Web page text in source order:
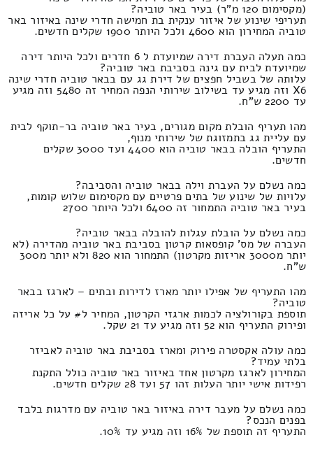
(מקסימום 120 מ"ר) בעיר באר טוביה?
תעריפי שינוע של איזור ענקית בת חמישה חדרי שינה באיזור באר
טוביה המחירון הוא 4600 ולכל היותר 1900 שקלים חדשים.
כמה תעלה העברת דירה שמיועדת ל 6 חדרים ולכל היותר דירה
שמיועדת לבית עם גינה בסביבת באר טוביה?
עלותה של בשביל חפצים של דירת גג עם בבאר טוביה חדרי שינה
X6 וזה מגיע עד בשילוב שירותי הנפה המחיר זה 5480 וזה מגיע
עד 2200 ש"ח.
מהו תעריף הובלת מקום מגורים, בעיר באר טוביה בר-תוקף לבית
עם עליית גג בתמזוגת של שירותי מנוף,
התעריף הובלה בבאר טוביה הוא 4400 ועד 3000 שקלים
חדשים.
כמה נשלם על העברת וילה בבאר טוביה והסביבה?
עלויות של שינוע של בתים פרטיים עם מקסימום שלוש קומות,
בעיר באר טוביה התמחור זה 6400 ולכל היותר 2700
כמה נשלם על הובלת עגלות להובלה בבאר טוביה?
העברה של מס' קופסאות קרטון בסביבת באר טוביה מהדירה (לא
יותר מ3000 אריזות מקרטון) התמחור הוא 820 ולא יותר מ300
ש"ח.
מהו התעריף של אפילו יותר מארז לדירות ובתים – לארגז בבאר
טוביה?
תוספת בקורולציה לכמות ארגזי הקרטון, המחיר ל# על כל אריזה
ופירוק התעריף הוא 52 וזה מגיע עד 21 שקל.
כמה עולה אקסטרה פירוק ומארז בסביבת באר טוביה לאביזר
בלתי עמיד?
המחירון לארגז מקרטון אחד באיזור באר טוביה כולל התקנת
רפידות אישי יותר העלות זהו 57 ועד 28 שקלים חדשים.
כמה נשלם על מעבר דירה באיזור באר טוביה עם מדרגות בלבד
בפנים הנכס?
התעריף זה תוספת של 16% וזה מגיע עד 10%.